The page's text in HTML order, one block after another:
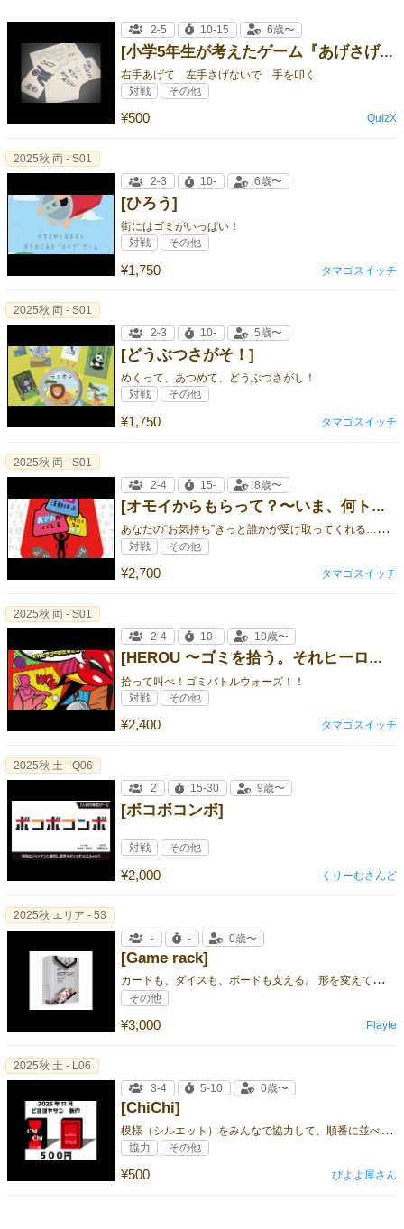
[小学5年生が考えたゲーム『あげさげっ！ β版』]
右手あげて 左手さげないで 手を叩く
¥500
2-5 10-15 6歳〜
対戦 その他
QuizX
[ひろう]
街にはゴミがいっぱい！
¥1,750
2025秋 両 - S01
2-3
10- 6歳〜
対戦 その他
タマゴスイッチ
[どうぶつさがそ！]
めくって、あつめて、どうぶつさがし！
¥1,750
2025秋 両 - S01
2-3
10- 5歳〜
対戦 その他
タマゴスイッチ
[オモイからもらって？〜いま、何トン？ 想いの押しつけあいバトル〜]
あ
なたの“お気持ち”きっと誰かが受け取ってくれる…かも！
¥2,700
2025秋 両 - S01
2-4
15- 8歳〜
対戦 その他
タマゴスイッチ
[HEROU 〜ゴミを拾う。それヒーローの仕事だろ？〜]
拾って叫べ！ゴミバトルウォーズ！！
¥2,400
2025秋 両 - S01
2-4
10- 10歳〜
対戦 その他
タマゴスイッチ
[ボコボコンボ]
¥2,000
2025秋 土 - Q06
2
15-30 9歳〜
対戦 その他
くりーむさんど
[Game rack]
カ
ードも、ダイスも、ボードも支える。 形を変えて、ゲームをもっと快適に！
¥3,000
2025秋 エリア - 53
-
- 0歳〜
その他
Playte
[ChiChi]
模
様（シルエット）をみんなで協力して、順番に並べていくゲームです。
¥500
2025秋 土 - L06
3-4
5-10 0歳〜
協力 その他
ぴよよ屋さん